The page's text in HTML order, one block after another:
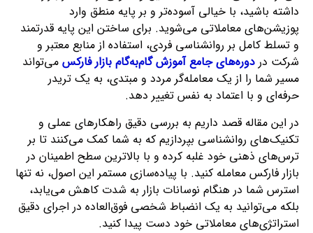
داشته باشید، با خیالی آسوده‌تر و بر پایه منطق وارد
پوزیشن‌های معاملاتی می‌شوید. برای ساختن این پایه قدرتمند
و تسلط کامل بر روانشناسی فردی، استفاده از منابع معتبر و
شرکت در دوره‌های جامع آموزش گام‌به‌گام بازار فارکس می‌تواند
مسیر شما را از یک معامله‌گر مردد و مبتدی، به یک تریدر
حرفه‌ای و با اعتماد به نفس تغییر دهد.
در این مقاله قصد داریم به بررسی دقیق راهکارهای عملی و
تکنیک‌های روانشناسی بپردازیم که به شما کمک می‌کنند تا بر
ترس‌های ذهنی خود غلبه کرده و با بالاترین سطح اطمینان در
بازار فارکس معامله کنید. با پیاده‌سازی مستمر این اصول، نه تنها
استرس شما در هنگام نوسانات بازار به شدت کاهش می‌یابد،
بلکه می‌توانید به یک انضباط شخصی فوق‌العاده در اجرای دقیق
استراتژی‌های معاملاتی خود دست پیدا کنید.